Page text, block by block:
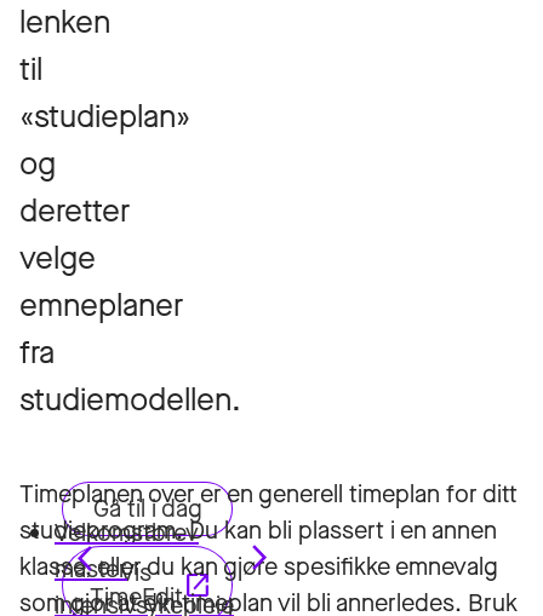
lenken
til
«studieplan»
og
deretter
velge
emneplaner
fra
studiemodellen.
Velkomstbrev
master
intensivsykepleie
Timeplanen over er en generell timeplan for ditt
studieprogram. Du kan bli plassert i en annen
klasse, eller du kan gjøre spesifikke emnevalg
som gjør at din timeplan vil bli annerledes. Bruk